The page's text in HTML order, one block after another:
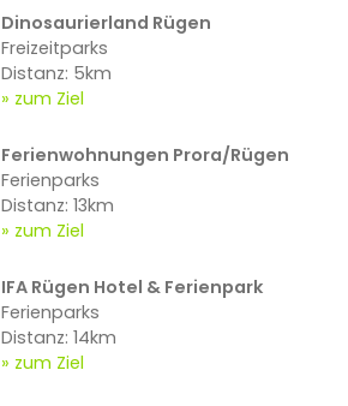
Dinosaurierland Rügen
Freizeitparks
Distanz: 5km
zum Ziel
Ferienwohnungen Prora/Rügen
Ferienparks
Distanz: 13km
zum Ziel
IFA Rügen Hotel & Ferienpark
Ferienparks
Distanz: 14km
zum Ziel